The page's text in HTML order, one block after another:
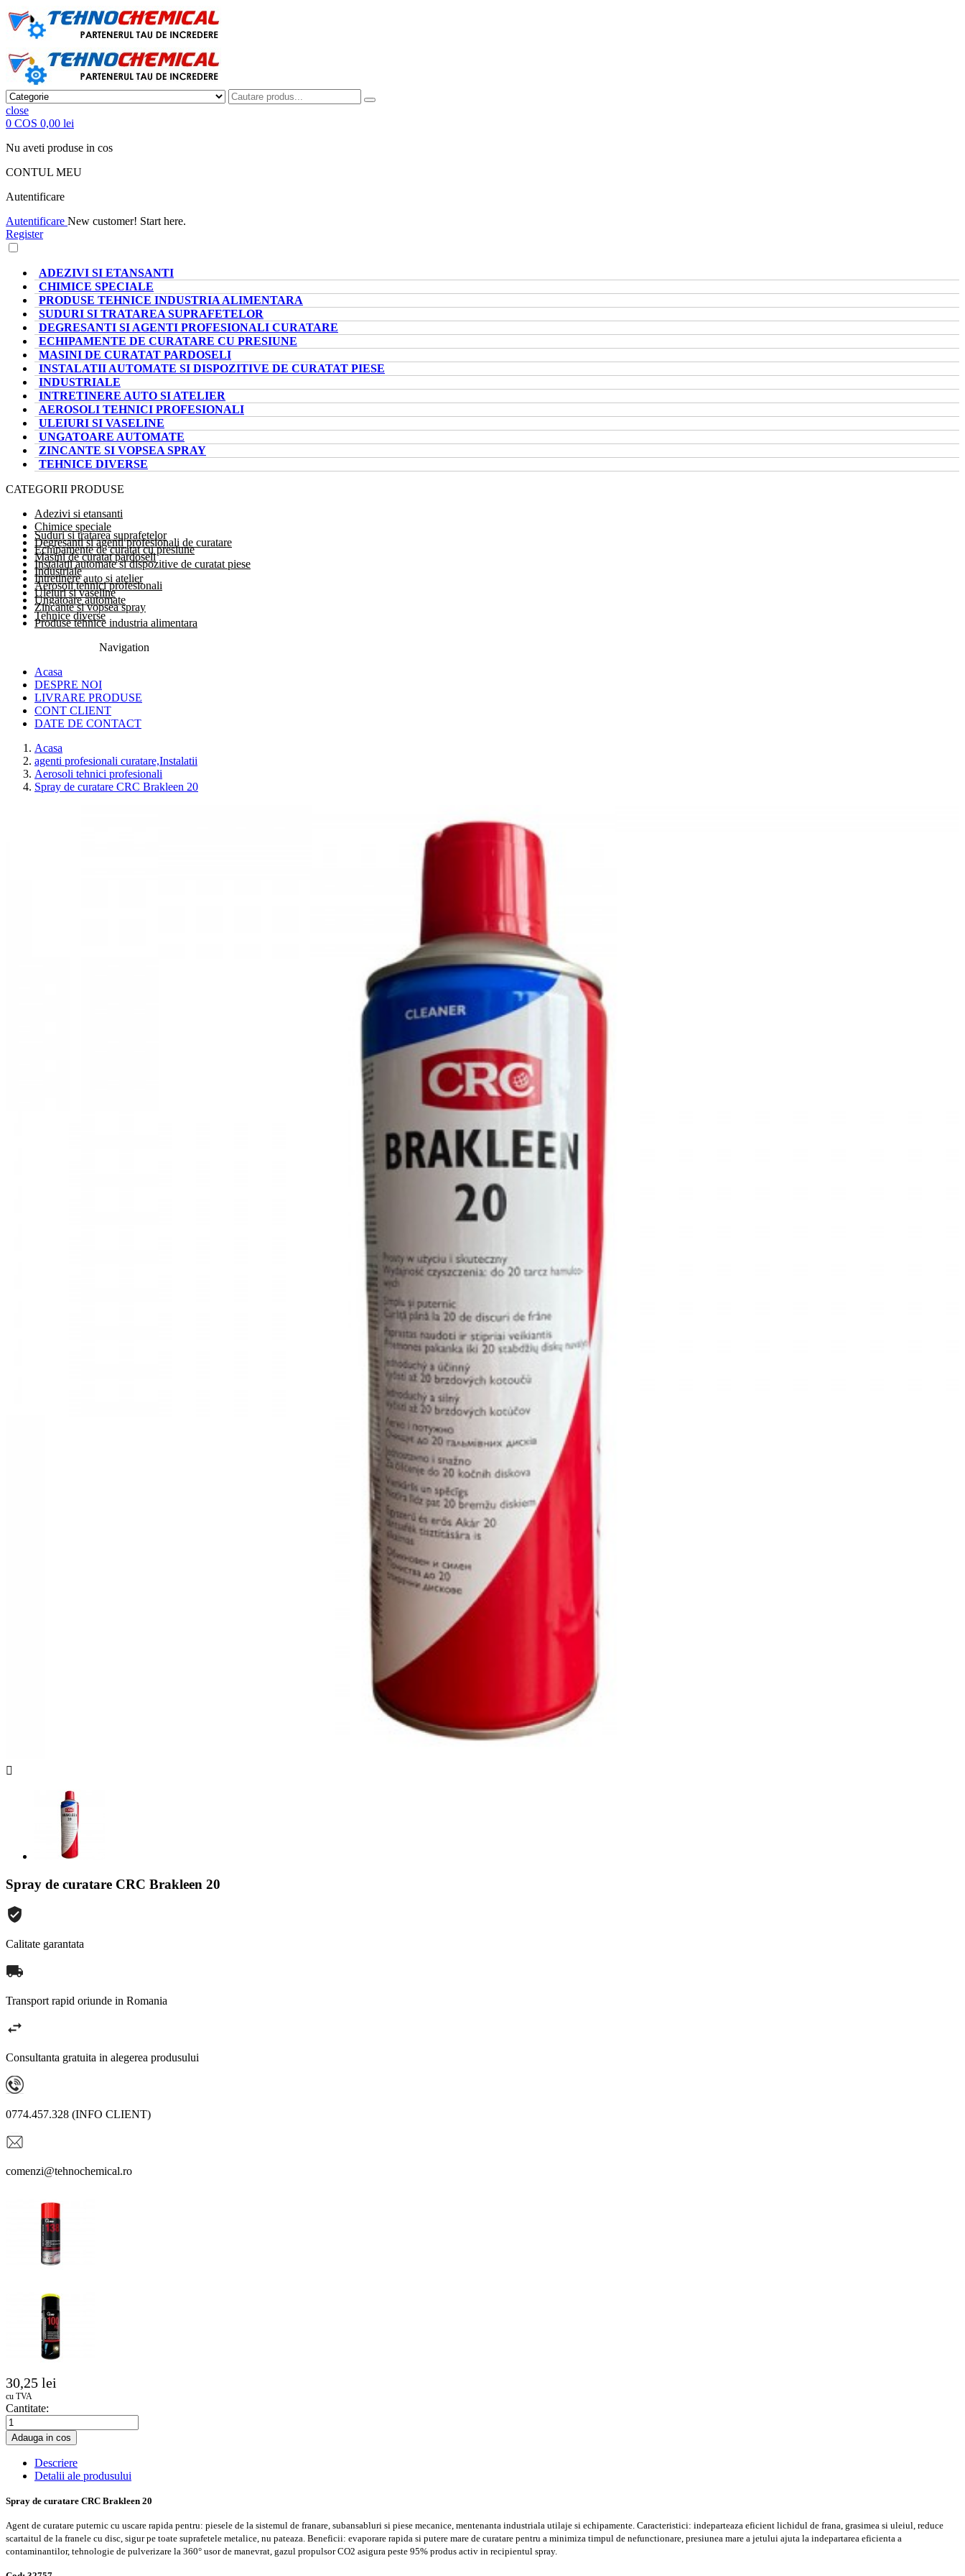
close
0 COS 0,00 lei
Nu aveti produse in cos
CONTUL MEU
Autentificare
Autentificare New customer! Start here.
Register
ADEZIVI SI ETANSANTI
CHIMICE SPECIALE
PRODUSE TEHNICE INDUSTRIA ALIMENTARA
SUDURI SI TRATAREA SUPRAFETELOR
DEGRESANTI SI AGENTI PROFESIONALI CURATARE
ECHIPAMENTE DE CURATARE CU PRESIUNE
MASINI DE CURATAT PARDOSELI
INSTALATII AUTOMATE SI DISPOZITIVE DE CURATAT PIESE
INDUSTRIALE
INTRETINERE AUTO SI ATELIER
AEROSOLI TEHNICI PROFESIONALI
ULEIURI SI VASELINE
UNGATOARE AUTOMATE
ZINCANTE SI VOPSEA SPRAY
TEHNICE DIVERSE
CATEGORII PRODUSE
Adezivi si etansanti
Chimice speciale
Suduri si tratarea suprafetelor
Degresanti si agenti profesionali de curatare
Echipamente de curatat cu presiune
Masini de curatat pardoseli
Instalatii automate si dispozitive de curatat piese
Industriale
Intretinere auto si atelier
Aerosoli tehnici profesionali
Uleiuri si vaseline
Ungatoare automate
Zincante si vopsea spray
Tehnice diverse
Produse tehnice industria alimentara
Navigation
Acasa
DESPRE NOI
LIVRARE PRODUSE
CONT CLIENT
DATE DE CONTACT
Acasa
agenti profesionali curatare,Instalatii
Aerosoli tehnici profesionali
Spray de curatare CRC Brakleen 20

Spray de curatare CRC Brakleen 20
Calitate garantata
Transport rapid oriunde in Romania
Consultanta gratuita in alegerea produsului
0774.457.328 (INFO CLIENT)
comenzi@tehnochemical.ro
30,25 lei
cu TVA
Cantitate:
Adauga in cos
Descriere
Detalii ale produsului
Spray de curatare CRC Brakleen 20
Agent de curatare puternic cu uscare rapida pentru: piesele de la sistemul de franare, subansabluri si piese mecanice, mentenanta industriala utilaje si echipamente. Caracteristici: indeparteaza eficient lichidul de frana, grasimea si uleiul, reduce
scartaitul de la franele cu disc, sigur pe toate suprafetele metalice, nu pateaza. Beneficii: evaporare rapida si putere mare de curatare pentru a minimiza timpul de nefunctionare, presiunea mare a jetului ajuta la indepartarea eficienta a
contaminantilor, tehnologie de pulverizare la 360° usor de manevrat, gazul propulsor CO2 asigura peste 95% produs activ in recipientul spray.